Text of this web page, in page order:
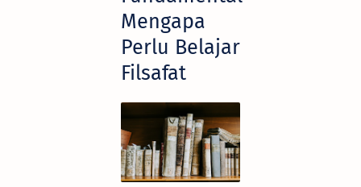
Mengapa
Perlu Belajar
Filsafat